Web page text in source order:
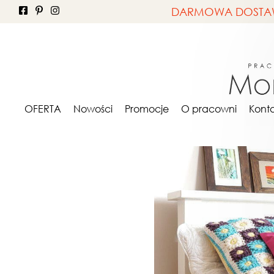
DARMOWA
OFERTA Nowości Promocje O pracowni
NA